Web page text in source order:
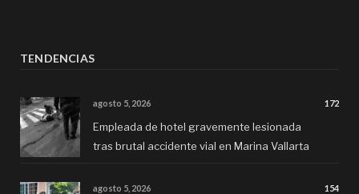
TENDENCIAS
agosto 5, 2026 172
Empleada de hotel gravemente lesionada
tras brutal accidente vial en Marina Vallarta
agosto 5, 2026 154